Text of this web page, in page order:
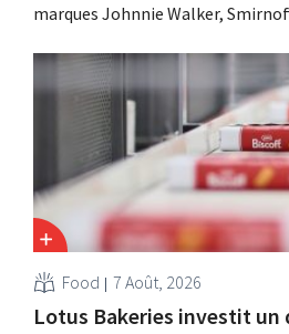
marques Johnnie Walker,
considérablement ses coûts tout
croissance, notamment pour
prêts à boire.
Food 7 Août, 2026
Lotus Bakeries investit